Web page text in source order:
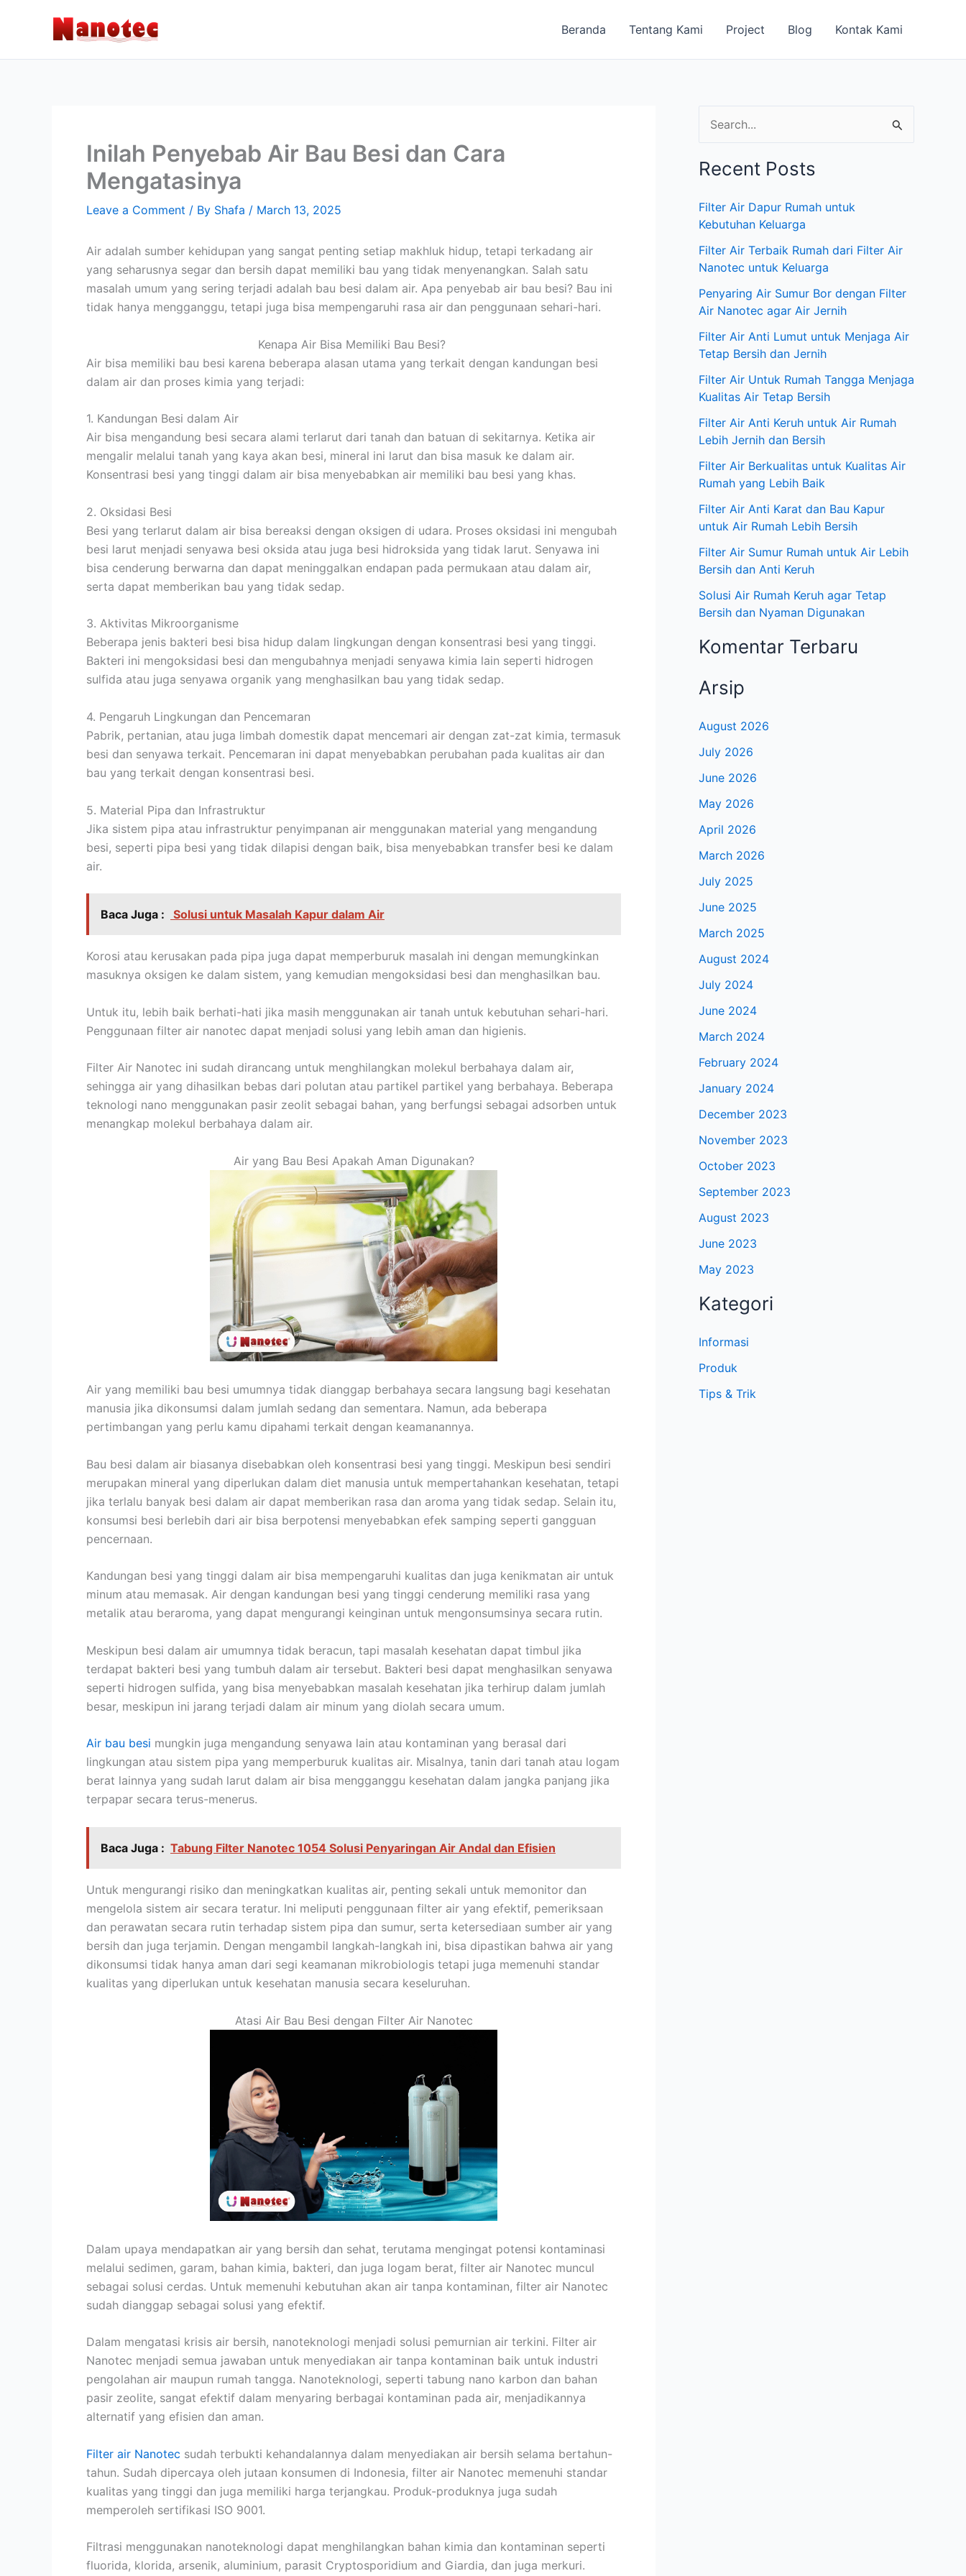
Beranda Tentang Kami Project Blog Kontak Kami
Inilah Penyebab Air Bau Besi dan Cara
Mengatasinya
Leave a Comment / By Shafa / March 13, 2025
Air adalah sumber kehidupan yang sangat penting setiap makhluk hidup, tetapi terkadang air
yang seharusnya segar dan bersih dapat memiliki bau yang tidak menyenangkan. Salah satu
masalah umum yang sering terjadi adalah bau besi dalam air. Apa penyebab air bau besi? Bau ini
tidak hanya mengganggu, tetapi juga bisa mempengaruhi rasa air dan penggunaan sehari-hari.
Kenapa Air Bisa Memiliki Bau Besi?
Air bisa memiliki bau besi karena beberapa alasan utama yang terkait dengan kandungan besi
dalam air dan proses kimia yang terjadi:
1. Kandungan Besi dalam Air
Air bisa mengandung besi secara alami terlarut dari tanah dan batuan di sekitarnya. Ketika air
mengalir melalui tanah yang kaya akan besi, mineral ini larut dan bisa masuk ke dalam air.
Konsentrasi besi yang tinggi dalam air bisa menyebabkan air memiliki bau besi yang khas.
2. Oksidasi Besi
Besi yang terlarut dalam air bisa bereaksi dengan oksigen di udara. Proses oksidasi ini mengubah
besi larut menjadi senyawa besi oksida atau juga besi hidroksida yang tidak larut. Senyawa ini
bisa cenderung berwarna dan dapat meninggalkan endapan pada permukaan atau dalam air,
serta dapat memberikan bau yang tidak sedap.
3. Aktivitas Mikroorganisme
Beberapa jenis bakteri besi bisa hidup dalam lingkungan dengan konsentrasi besi yang tinggi.
Bakteri ini mengoksidasi besi dan mengubahnya menjadi senyawa kimia lain seperti hidrogen
sulfida atau juga senyawa organik yang menghasilkan bau yang tidak sedap.
4. Pengaruh Lingkungan dan Pencemaran
Pabrik, pertanian, atau juga limbah domestik dapat mencemari air dengan zat-zat kimia, termasuk
besi dan senyawa terkait. Pencemaran ini dapat menyebabkan perubahan pada kualitas air dan
bau yang terkait dengan konsentrasi besi.
5. Material Pipa dan Infrastruktur
Jika sistem pipa atau infrastruktur penyimpanan air menggunakan material yang mengandung
besi, seperti pipa besi yang tidak dilapisi dengan baik, bisa menyebabkan transfer besi ke dalam
air.
Baca Juga : Solusi untuk Masalah Kapur dalam Air
Korosi atau kerusakan pada pipa juga dapat memperburuk masalah ini dengan memungkinkan
masuknya oksigen ke dalam sistem, yang kemudian mengoksidasi besi dan menghasilkan bau.
Untuk itu, lebih baik berhati-hati jika masih menggunakan air tanah untuk kebutuhan sehari-hari.
Penggunaan filter air nanotec dapat menjadi solusi yang lebih aman dan higienis.
Filter Air Nanotec ini sudah dirancang untuk menghilangkan molekul berbahaya dalam air,
sehingga air yang dihasilkan bebas dari polutan atau partikel partikel yang berbahaya. Beberapa
teknologi nano menggunakan pasir zeolit sebagai bahan, yang berfungsi sebagai adsorben untuk
menangkap molekul berbahaya dalam air.
Air yang Bau Besi Apakah Aman Digunakan?
Air yang memiliki bau besi umumnya tidak dianggap berbahaya secara langsung bagi kesehatan
manusia jika dikonsumsi dalam jumlah sedang dan sementara. Namun, ada beberapa
pertimbangan yang perlu kamu dipahami terkait dengan keamanannya.
Bau besi dalam air biasanya disebabkan oleh konsentrasi besi yang tinggi. Meskipun besi sendiri
merupakan mineral yang diperlukan dalam diet manusia untuk mempertahankan kesehatan, tetapi
jika terlalu banyak besi dalam air dapat memberikan rasa dan aroma yang tidak sedap. Selain itu,
konsumsi besi berlebih dari air bisa berpotensi menyebabkan efek samping seperti gangguan
pencernaan.
Kandungan besi yang tinggi dalam air bisa mempengaruhi kualitas dan juga kenikmatan air untuk
minum atau memasak. Air dengan kandungan besi yang tinggi cenderung memiliki rasa yang
metalik atau beraroma, yang dapat mengurangi keinginan untuk mengonsumsinya secara rutin.
Meskipun besi dalam air umumnya tidak beracun, tapi masalah kesehatan dapat timbul jika
terdapat bakteri besi yang tumbuh dalam air tersebut. Bakteri besi dapat menghasilkan senyawa
seperti hidrogen sulfida, yang bisa menyebabkan masalah kesehatan jika terhirup dalam jumlah
besar, meskipun ini jarang terjadi dalam air minum yang diolah secara umum.
Air bau besi mungkin juga mengandung senyawa lain atau kontaminan yang berasal dari
lingkungan atau sistem pipa yang memperburuk kualitas air. Misalnya, tanin dari tanah atau logam
berat lainnya yang sudah larut dalam air bisa mengganggu kesehatan dalam jangka panjang jika
terpapar secara terus-menerus.
Baca Juga : Tabung Filter Nanotec 1054 Solusi Penyaringan Air Andal dan Efisien
Untuk mengurangi risiko dan meningkatkan kualitas air, penting sekali untuk memonitor dan
mengelola sistem air secara teratur. Ini meliputi penggunaan filter air yang efektif, pemeriksaan
dan perawatan secara rutin terhadap sistem pipa dan sumur, serta ketersediaan sumber air yang
bersih dan juga terjamin. Dengan mengambil langkah-langkah ini, bisa dipastikan bahwa air yang
dikonsumsi tidak hanya aman dari segi keamanan mikrobiologis tetapi juga memenuhi standar
kualitas yang diperlukan untuk kesehatan manusia secara keseluruhan.
Atasi Air Bau Besi dengan Filter Air Nanotec
Dalam upaya mendapatkan air yang bersih dan sehat, terutama mengingat potensi kontaminasi
melalui sedimen, garam, bahan kimia, bakteri, dan juga logam berat, filter air Nanotec muncul
sebagai solusi cerdas. Untuk memenuhi kebutuhan akan air tanpa kontaminan, filter air Nanotec
sudah dianggap sebagai solusi yang efektif.
Dalam mengatasi krisis air bersih, nanoteknologi menjadi solusi pemurnian air terkini. Filter air
Nanotec menjadi semua jawaban untuk menyediakan air tanpa kontaminan baik untuk industri
pengolahan air maupun rumah tangga. Nanoteknologi, seperti tabung nano karbon dan bahan
pasir zeolite, sangat efektif dalam menyaring berbagai kontaminan pada air, menjadikannya
alternatif yang efisien dan aman.
Filter air Nanotec sudah terbukti kehandalannya dalam menyediakan air bersih selama bertahun-
tahun. Sudah dipercaya oleh jutaan konsumen di Indonesia, filter air Nanotec memenuhi standar
kualitas yang tinggi dan juga memiliki harga terjangkau. Produk-produknya juga sudah
memperoleh sertifikasi ISO 9001.
Filtrasi menggunakan nanoteknologi dapat menghilangkan bahan kimia dan kontaminan seperti
fluorida, klorida, arsenik, aluminium, parasit Cryptosporidium and Giardia, dan juga merkuri.
a
c
h
f
o
r
:
Recent Posts
Filter Air Dapur Rumah untuk
Kebutuhan Keluarga
Filter Air Terbaik Rumah dari Filter Air
Nanotec untuk Keluarga
Penyaring Air Sumur Bor dengan Filter
Air Nanotec agar Air Jernih
Filter Air Anti Lumut untuk Menjaga Air
Tetap Bersih dan Jernih
Filter Air Untuk Rumah Tangga Menjaga
Kualitas Air Tetap Bersih
Filter Air Anti Keruh untuk Air Rumah
Lebih Jernih dan Bersih
Filter Air Berkualitas untuk Kualitas Air
Rumah yang Lebih Baik
Filter Air Anti Karat dan Bau Kapur
untuk Air Rumah Lebih Bersih
Filter Air Sumur Rumah untuk Air Lebih
Bersih dan Anti Keruh
Solusi Air Rumah Keruh agar Tetap
Bersih dan Nyaman Digunakan
Komentar Terbaru
Arsip
August 2026
July 2026
June 2026
May 2026
April 2026
March 2026
July 2025
June 2025
March 2025
August 2024
July 2024
June 2024
March 2024
February 2024
January 2024
December 2023
November 2023
October 2023
September 2023
August 2023
June 2023
May 2023
Kategori
Informasi
Produk
Tips & Trik